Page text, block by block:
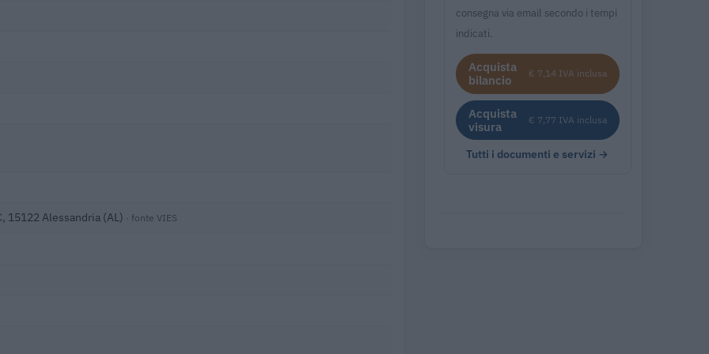
15122 Alessandria (AL) · fonte VIES
consegna via email secondo i tempi
indicati.
Acquista
bilancio
€ 7,14 IVA inclusa
Acquista
visura
€ 7,77 IVA inclusa
Tutti i documenti e servizi →